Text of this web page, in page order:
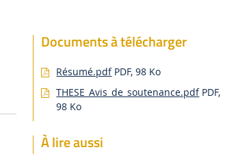
Documents à télécharger
Résumé.pdf PDF, 98 Ko
THESE_Avis_de_soutenance.pdf PDF,
98 Ko
À lire aussi